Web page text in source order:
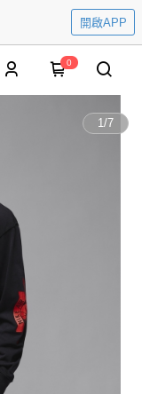
開啟APP
0
1/7